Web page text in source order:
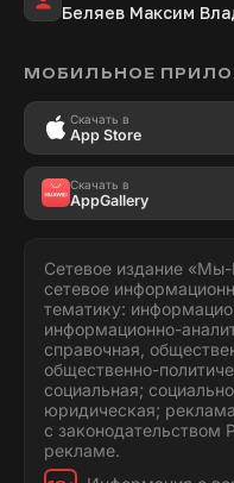
Беляев Максим
МОБИЛЬНОЕ
Скачать в
App Store
Скачать в
AppGallery
Сетевое издание
сетевое
тематику:
информационно-
справочная,
общественно-
социальная;
юридическая;
с законодательством
рекламе.